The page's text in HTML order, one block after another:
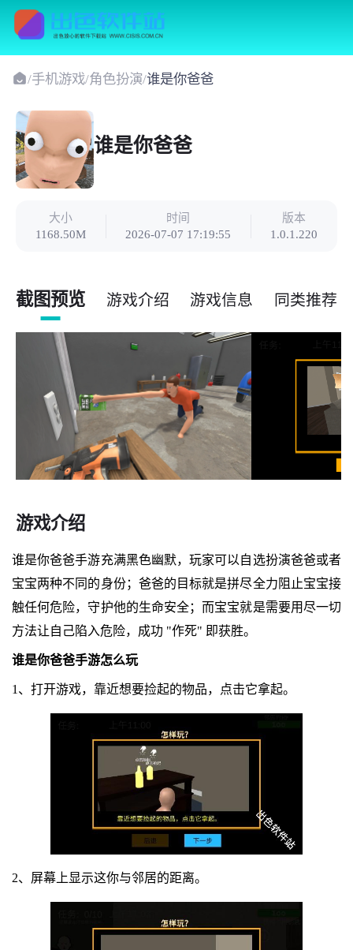
/手机游戏/角色扮演/谁是你爸爸
谁是你爸爸
大小
1168.50M
时间
2026-07-07 17:19:55
版本
1.0.1.220
截图预览 游戏介绍 游戏信息 同类推荐
游戏介绍
谁是你爸爸手游充满黑色幽默，玩家可以自选扮演爸爸或者
宝宝两种不同的身份；爸爸的目标就是拼尽全力阻止宝宝接
触任何危险，守护他的生命安全；而宝宝就是需要用尽一切
方法让自己陷入危险，成功 "作死" 即获胜。
谁是你爸爸手游怎么玩
1、打开游戏，靠近想要捡起的物品，点击它拿起。
2、屏幕上显示这你与邻居的距离。